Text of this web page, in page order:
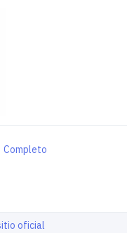
Completo
oficial